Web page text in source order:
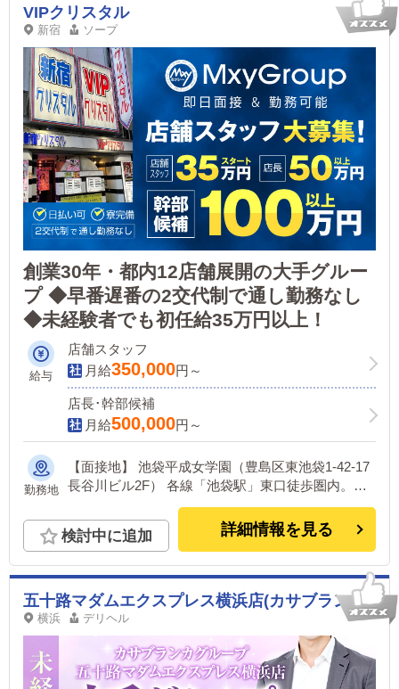
（大久保通側より）徒歩30秒 JR各線『大久保駅』
北口より徒歩4分 ●日暮里 JR各線『日暮里駅』北改
札 東口より徒歩２分、 JR各線『西日暮里駅』2番
出口より徒歩４分
VIPクリスタル
新宿 ソープ
創業30年・都内12店舗展開の大手グルー
プ ◆早番遅番の2交代制で通し勤務なし
◆未経験者でも初任給35万円以上！
給与
店舗スタッフ
月給350,000円～
店長･幹部候補
月給500,000円～
勤務地
【面接地】 池袋平成女学園（豊島区東池袋1-42-17
長谷川ビル2F） 各線「池袋駅」東口徒歩圏内。面
接は同店舗にて行い、勤務地は基本的に下記への配
属となります。 【勤務地】 VIPクリスタル 住所：
東京都新宿区歌舞伎町1-16-9 1F ・各線「新宿駅」
《グループ店舗》 ミクシーグループは、都内の人
気エリアに12店舗を展開する大手店舗型グループで
す。 新宿平成女学園／渋谷平成女学園／新橋平成
女学園／池袋平成女学園／池袋R／恵比寿ニューヨ
ーク／アメリカンクリスタル／アムールクリスタル
／新宿クリスタル／VIPクリスタル／若葉／若葉別
検討中に追加 詳細情報を見る
五十路マダムエクスプレス横浜店(カサブランカグループ)
横浜 デリヘル